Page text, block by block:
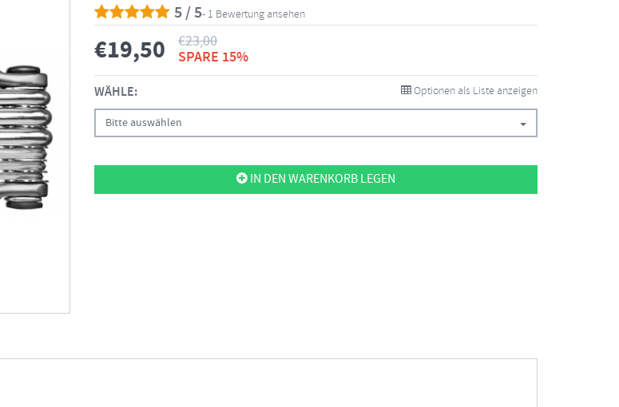
5 / 5- 1 Bewertung ansehen
€19,50 €23,00
SPARE 15%
WÄHLE: Optionen als Liste anzeigen
Bitte auswählen
IN DEN WARENKORB LEGEN